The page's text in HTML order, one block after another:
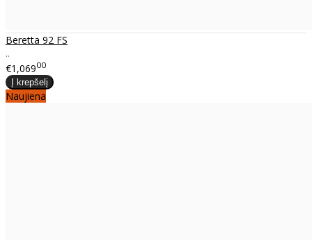
Beretta 92 FS
..
€1,06900
Naujiena